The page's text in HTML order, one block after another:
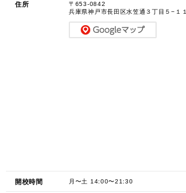
住所
〒653-0842
兵庫県神戸市長田区水笠通３丁目５−１１
開校時間 月〜土 14:00〜21:30